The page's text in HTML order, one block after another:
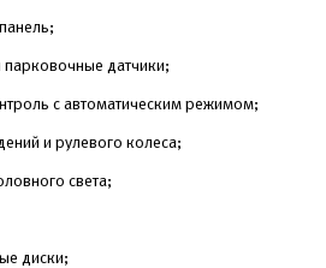
датчики;
с автоматическим режимом;
и рулевого колеса;
света;
диски;